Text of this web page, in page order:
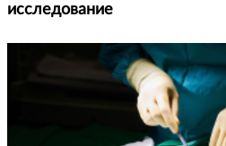
исследование